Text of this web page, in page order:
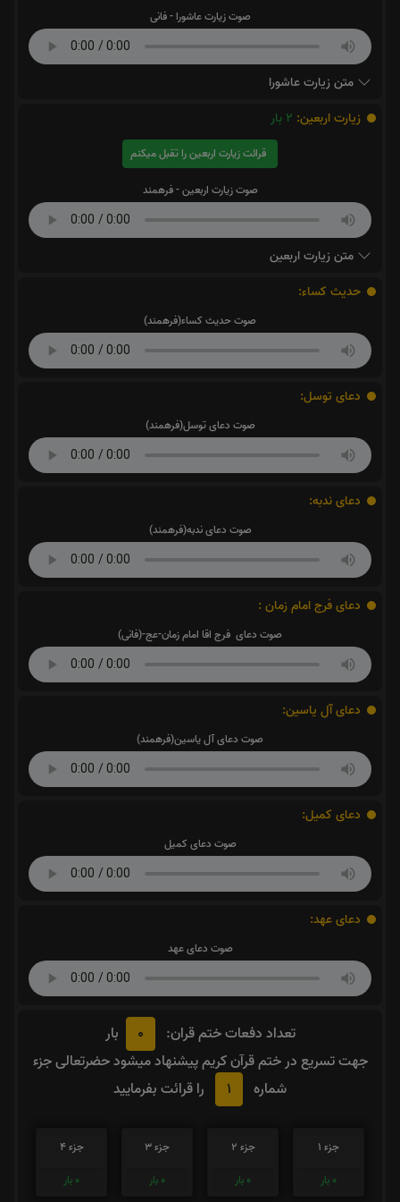
صوت زیارت عاشورا - فانی
متن زیارت عاشورا
زیارت اربعین: 2 بار
قرائت زیارت اربعین را تقبل میکنم
صوت زیارت اربعین - فرهمند
متن زیارت اربعین
حدیث کساء:
صوت حدیث کساء(فرهمند)
دعای توسل:
صوت دعای توسل(فرهمند)
دعای ندبه:
صوت دعای ندبه(فرهمند)
دعای فرج امام زمان :
صوت دعای فرج اقا امام زمان-عج-(فانی)
دعای آل یاسین:
صوت دعای آل یاسین(فرهمند)
دعای کمیل:
صوت دعای کمیل
دعای عهد:
صوت دعای عهد
تعداد دفعات ختم قران: 0
بار
جهت تسریع در ختم قرآن کریم پیشنهاد میشود حضرتعالی جزء
شماره
1 را قرائت بفرمایید
جزء 1
0 بار
جزء 2
0 بار
جزء 3
0 بار
جزء 4
0 بار